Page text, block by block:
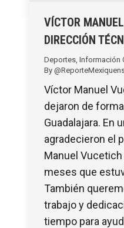
VÍCTOR
DIRECCIÓN
Deportes Información
By
Víctor Manuel
dejaron de
Guadalajara. En
agradecieron el
Manuel
meses que
También
trabajo y
tiempo para